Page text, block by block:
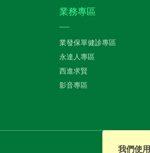
業務專區
業發保單健診專區
永達人專區
西進求賢
影音專區
我們使